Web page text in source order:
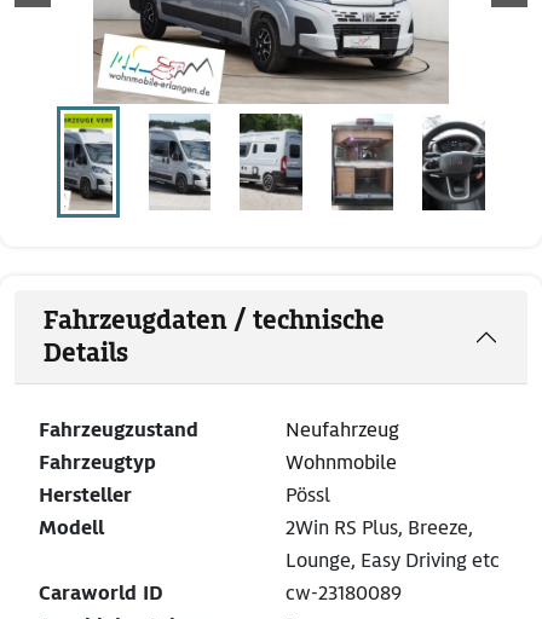
Fahrzeugdaten / technische
Details
Fahrzeugzustand
Neufahrzeug
Fahrzeugtyp
Wohnmobile
Hersteller
Pössl
Modell
2Win RS Plus, Breeze,
Lounge, Easy Driving etc
Caraworld ID
cw-23180089